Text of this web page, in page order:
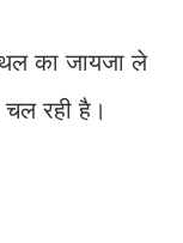
का जायजा ले
रही है।